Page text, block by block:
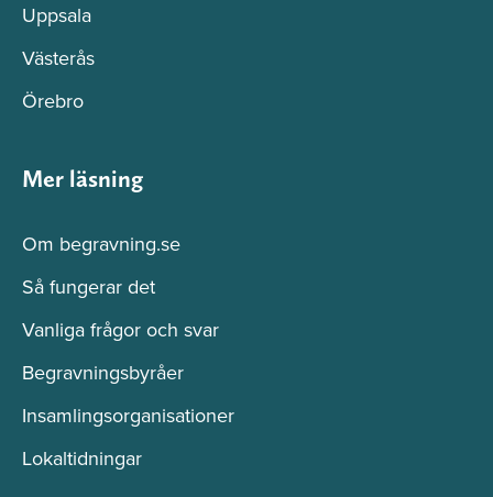
Uppsala
Västerås
Örebro
Mer läsning
Om begravning.se
Så fungerar det
Vanliga frågor och svar
Begravningsbyråer
Insamlingsorganisationer
Lokaltidningar